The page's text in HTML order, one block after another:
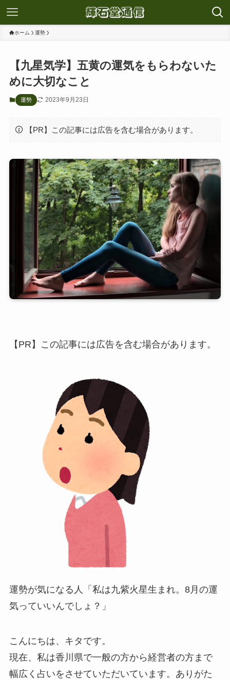
ホーム 運勢
【九星気学】五黄の運気をもらわないた
めに大切なこと
運勢 2023年9月23日
【PR】この記事には広告を含む場合があります。
【PR】この記事には広告を含む場合があります。
運勢が気になる人
「私は九紫火星生まれ。8月の運
気っていいんでしょ？」
こんにちは、キタです。
現在、私は香川県で一般の方から経営者の方まで
幅広く占いをさせていただいています。ありがた